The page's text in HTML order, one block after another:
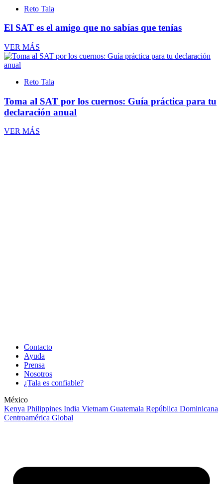
Reto Tala
El SAT es el amigo que no sabías que tenías
VER MÁS
Reto Tala
Toma al SAT por los cuernos: Guía práctica para tu
declaración anual
VER MÁS
Contacto
Ayuda
Prensa
Nosotros
¿Tala es confiable?
México
Kenya Philippines India Vietnam Guatemala República Dominicana
Centroamérica Global